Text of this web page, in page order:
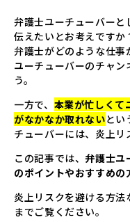
MEMBER メンバー
COLUMNコラム
RECRUIT採用情報
DOWNLOAD
弁護士ユーチューバー
伝えたいとお考えです
弁護士がどのような仕事
ユーチューバーのチャ
う。
一方で、 本業が忙しくて
がなかなか取れないとい
チューバーには、炎上リ
この記事では、弁護士ユ
のポイントやおすすめの
炎上リスクを避ける方
までご覧ください。